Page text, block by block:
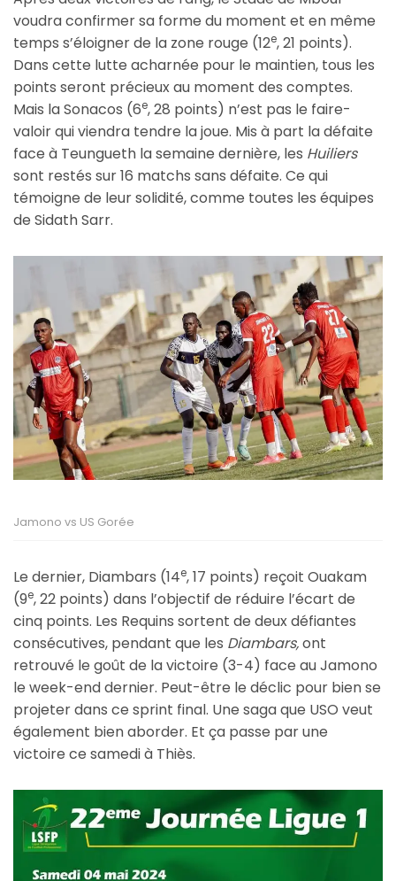
voudra confirmer sa forme du moment et en même
temps s’éloigner de la zone rouge (12e, 21 points).
Dans cette lutte acharnée pour le maintien, tous les
points seront précieux au moment des comptes.
Mais la Sonacos (6e, 28 points) n’est pas le faire-
valoir qui viendra tendre la joue. Mis à part la défaite
face à Teungueth la semaine dernière, les Huiliers
sont restés sur 16 matchs sans défaite. Ce qui
témoigne de leur solidité, comme toutes les équipes
de Sidath Sarr.
Jamono vs US Gorée
Le dernier, Diambars (14e, 17 points) reçoit Ouakam
(9e, 22 points) dans l’objectif de réduire l’écart de
cinq points. Les Requins sortent de deux défiantes
consécutives, pendant que les Diambars,ont
retrouvé le goût de la victoire (3-4) face au Jamono
le week-end dernier. Peut-être le déclic pour bien se
projeter dans ce sprint final. Une saga que USO veut
également bien aborder. Et ça passe par une
victoire ce samedi à Thiès.